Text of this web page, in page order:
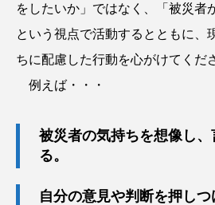
をしたいか」ではなく、「被災者
という視点で活動するとともに、
ちに配慮した行動を心がけてくだ
例えば・・・
被災者の気持ちを想像し
る。
自分の意見や判断を押しつ